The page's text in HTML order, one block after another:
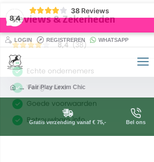
8,4
38 Reviews
LOGIN REGISTREREN WHATSAPP
Fair Play Lexim Chic
Gratis verzending vanaf € 75,- Bel ons